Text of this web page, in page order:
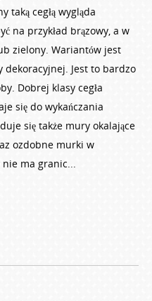
taką cegłą wygląda
na przykład brązowy, a w
zielony. Wariantów jest
dekoracyjnej. Jest to bardzo
Dobrej klasy cegła
się do wykańczania
się także mury okalające
ozdobne murki w
ma granic...